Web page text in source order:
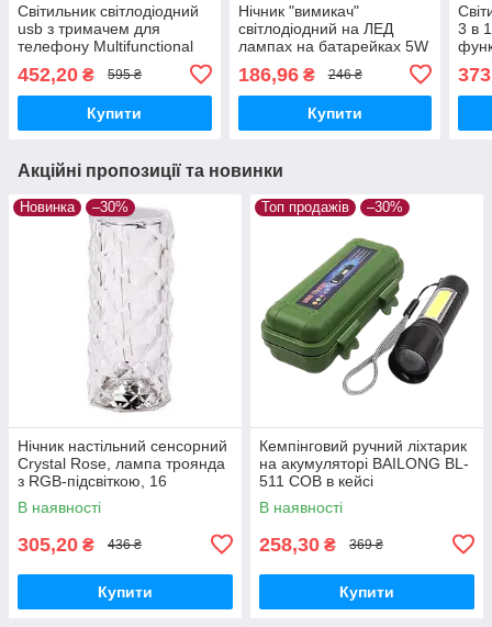
Світильник світлодіодний
usb з тримачем для
телефону Multifunctional
Рожева
452,20 ₴ 595 ₴
Купити
Нічник "вимикач"
світлодіодний на ЛЕД
лампах на батарейках 5W
186,96₴ 246 ₴
Купити
3 в
Акційні пропозиції та новинки
Новинка –30%
Нічник настільний сенсорний
Crystal Rose, лампа троянда
з RGB-підсвіткою, 16
кольорів, акумуляторна з
пультом ДК
В наявності
305,20 ₴ 436 ₴
Купити
Топ продажів –30%
Кемпінговий ручний ліхтарик
на акумуляторі BAILONG BL-
511 COB в кейсі
В наявності
258,30 ₴ 369 ₴
Купити